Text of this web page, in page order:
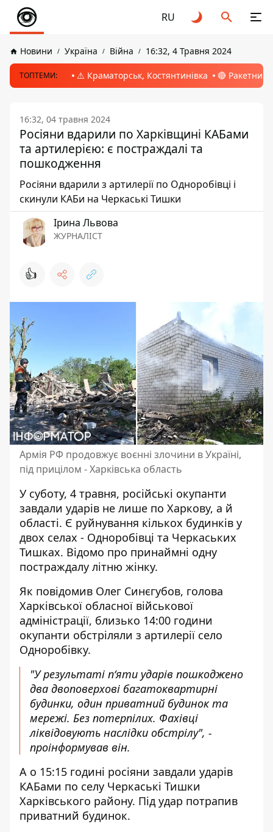
RU
Новини Україна Війна 16:32, 4 Травня 2024
ТОПТЕМИ: ⚠️ Краматорськ, Костянтинівка 🔴 Ракетний
16:32, 04 травня 2024
Росіяни вдарили по Харківщині КАБами
та артилерією: є постраждалі та
пошкодження
Росіяни вдарили з артилерії по Одноробівці і
скинули КАБи на Черкаські Тишки
Ірина Львова
ЖУРНАЛІСТ
👍
Армія РФ продовжує воєнні злочини в Україні,
під прицілом - Харківська область
У суботу, 4 травня, російські окупанти
завдали ударів не лише по Харкову, а й
області. Є руйнування кількох будинків у
двох селах - Одноробівці та Черкаських
Тишках. Відомо про принаймні одну
постраждалу літню жінку.
Як повідомив Олег Синєгубов, голова
Харківської обласної військової
адміністрації, близько 14:00 години
окупанти обстріляли з артилерії село
Одноробівку.
"У результаті п‘яти ударів пошкоджено
два двоповерхові багатоквартирні
будинки, один приватний будинок та
мережі. Без потерпілих. Фахівці
ліквідовують наслідки обстрілу", -
проінформував він.
А о 15:15 годині росіяни завдали ударів
КАБами по селу Черкаські Тишки
Харківського району. Під удар потрапив
приватний будинок.